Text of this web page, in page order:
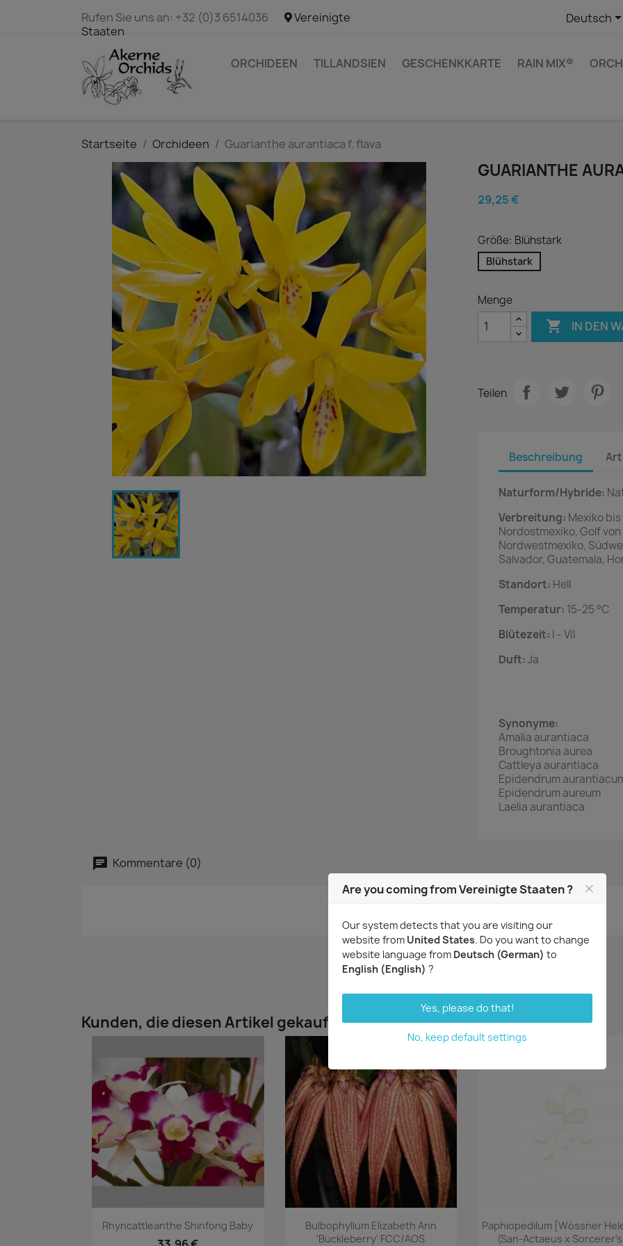
Rufen Sie uns an: +32 (0)3 6514036
Vereinigte
Staaten
Deutsch
ORCHIDEEN TILLANDSIEN GESCHENKKARTE RAIN MIX®
Startseite Orchideen Guarianthe aurantiaca f. flava
GUARIANTHE
29,25 €
Größe: Blühstark
Blühstark
Menge
 IN DEN
Teilen
Beschreibung
Naturform/Hybride:
Verbreitung: Mexiko
Nordostmexiko, Golf
Nordwestmexiko,
Salvador, Guatemala,
Standort: Hell
Temperatur: 15-25 °C
Blütezeit: I - VII
Duft:Ja
Synonyme:
Amalia aurantiaca
Broughtonia aurea
Cattleya aurantiaca
Epidendrum
Epidendrum aureum
Laelia aurantiaca
Kommentare (0)
Kunden, die diesen Artikel gekauft haben, kauften auch ...
Vorschau
Rhyncattleanthe Shinfong Baby Vorschau
Bulbophyllum Elizabeth Ann
'Buckleberry' FCC/AOS
Vorschau
Paphiopedilum [Wössner
(San-Actaeus x
Are you coming from Vereinigte Staaten ?
Our system detects that you are visiting our
website from United States. Do you want to change
website language from Deutsch (German) to
English (English) ?
Yes, please do that!
No, keep default settings